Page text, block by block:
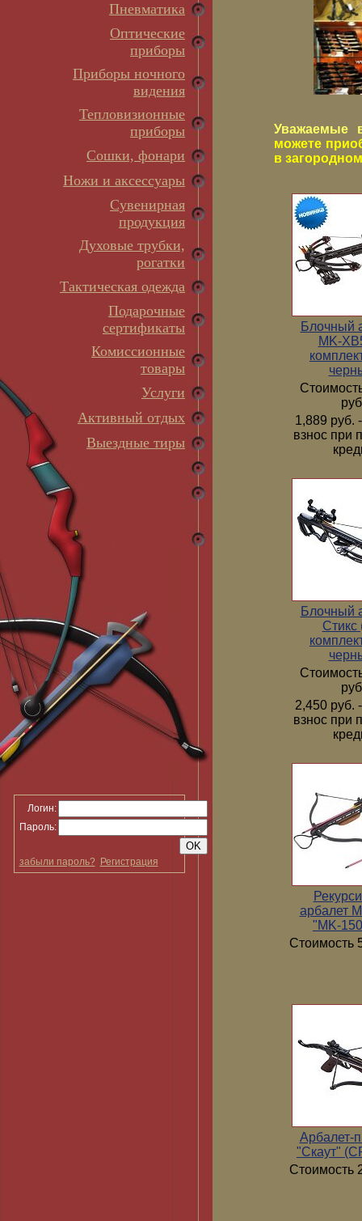
Пневматика
Оптические
приборы
Приборы ночного
видения
Тепловизионные
приборы
Сошки, фонари
Ножи и аксессуары
Сувенирная
продукция
Духовые трубки,
рогатки
Тактическая одежда
Подарочные
сертификаты
Комиссионные
товары
Услуги
Активный отдых
Выездные тиры
Логин:
Пароль:
забыли пароль? Регистрация
Уважаемые
можете
в
Блочный
MK-
1,889 руб.
взнос при
Блочный
Стикс
2,450 руб.
взнос при
арбалет
"MK-
Стоимость
Арбалет-
"Скаут"
Стоимость